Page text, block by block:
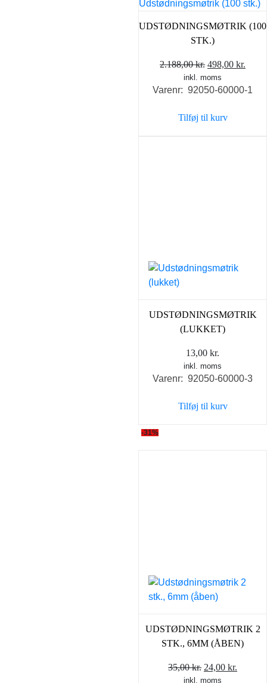
UDSTØDNINGSMØTRIK (100
STK.)
2.188,00kr. Den
oprindelige
pris
2.188,00 kr..
498,00 kr.
pris
inkl. moms
Varenr: 92050-60000-1
Tilføj til kurv
UDSTØDNINGSMØTRIK
(LUKKET)
13,00 kr.
inkl. moms
Varenr: 92050-60000-3
Tilføj til kurv
-31%
UDSTØDNINGSMØTRIK 2
STK., 6MM (ÅBEN)
35,00kr. Den
oprindelige
24,00 kr.
inkl. moms